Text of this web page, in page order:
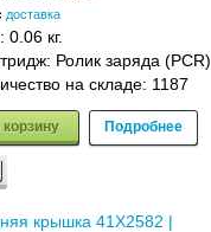
доставка
0.06 кг.
Ролик заряда (PCR)
на складе: 1187
Подробнее
крышка 41X2582 |